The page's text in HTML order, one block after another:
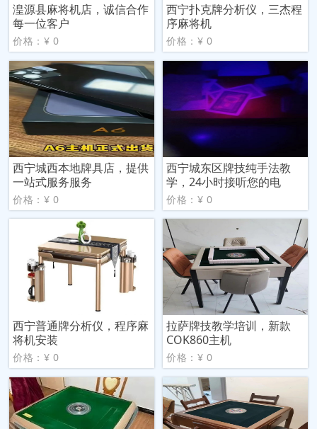
湟源县麻将机店，诚信合作
每一位客户
价格：¥ 0
西宁扑克牌分析仪，三杰程
序麻将机
价格：¥ 0
西宁城西本地牌具店，提供
一站式服务服务
价格：¥ 0
西宁城东区牌技纯手法教
学，24小时接听您的电
价格：¥ 0
西宁普通牌分析仪，程序麻
将机安装
价格：¥ 0
拉萨牌技教学培训，新款
COK860主机
价格：¥ 0